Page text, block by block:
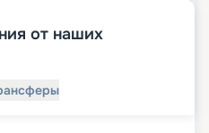
от наших